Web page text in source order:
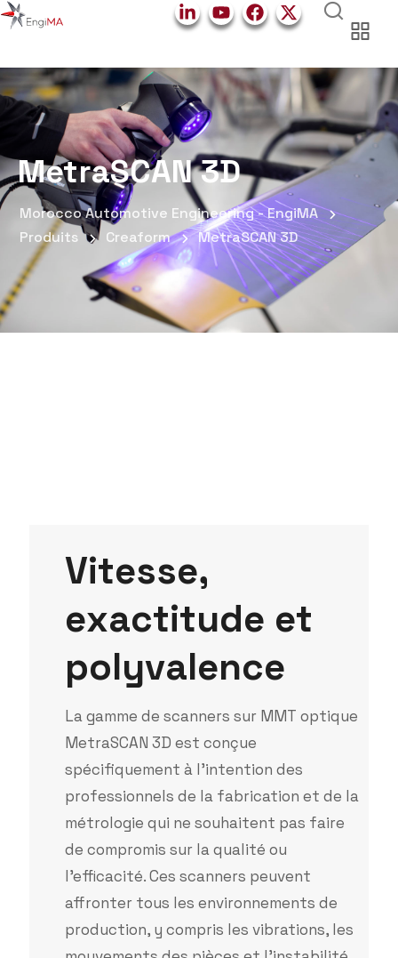
MetraSCAN 3D
Morocco Automotive Engineering - EngiMA
Produits
Creaform MetraSCAN 3D
Vitesse,
exactitude et
polyvalence
La gamme de scanners sur MMT optique
MetraSCAN 3D est conçue
spécifiquement à l’intention des
professionnels de la fabrication et de la
métrologie qui ne souhaitent pas faire
de compromis sur la qualité ou
l’efficacité. Ces scanners peuvent
affronter tous les environnements de
production, y compris les vibrations, les